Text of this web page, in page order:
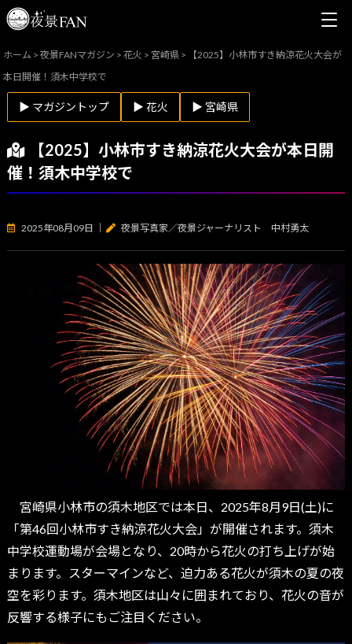
ホーム >夜景FANマガジン >花火 > 宮崎県 >
【2025】小林市すき納涼花火大会が
本日開催！須木中学校で
▶ マガジントップ ▶ 花火 ▶ 宮崎県
【2025】小林市すき納涼花火大会が本日開
催！須木中学校で
2025年08月09日 夜景写真家／夜景ジャーナリスト 中村勇太
宮崎県小林市の須木地区では本日、2025年8月9日(土)に
「第46回小林市すき納涼花火大会」が開催されます。須木
中学校運動場が会場となり、20時から花火の打ち上げが始
まります。スターマインなど、迫力ある花火が須木の夏の夜
空を彩ります。須木地区は山々に囲まれており、花火の音が
反響する様子にもご注目ください。